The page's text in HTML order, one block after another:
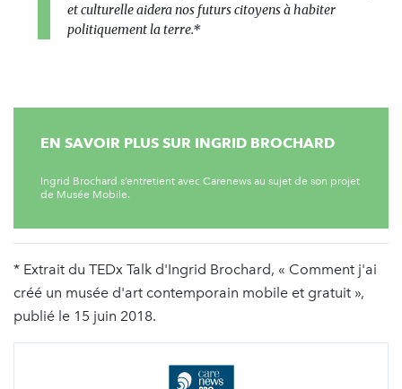
et culturelle aidera nos futurs citoyens à habiter
politiquement la terre.*
EN SAVOIR PLUS SUR INGRID BROCHARD
Ingrid Brochard s’entretient avec Carenews au sujet de son projet
de Musée Mobile.
* Extrait du TEDx Talk d'Ingrid Brochard, « Comment j'ai
créé un musée d'art contemporain mobile et gratuit »,
publié le 15 juin 2018.